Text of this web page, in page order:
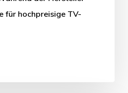
für hochpreisige TV-